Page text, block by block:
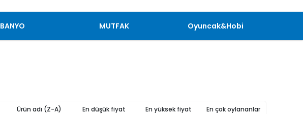
BANYO MUTFAK Oyuncak&Hobi
Ürün adı (Z-A) En düşük fiyat En yüksek fiyat En çok oylananlar